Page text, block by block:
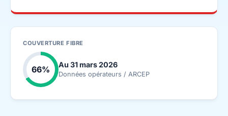
COUVERTURE FIBRE
66% Au 31 mars 2026
Données opérateurs / ARCEP